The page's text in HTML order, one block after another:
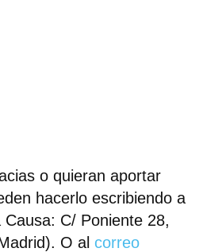
o quieran aportar
hacerlo escribiendo a
Causa: C/ Poniente 28,
O al correo